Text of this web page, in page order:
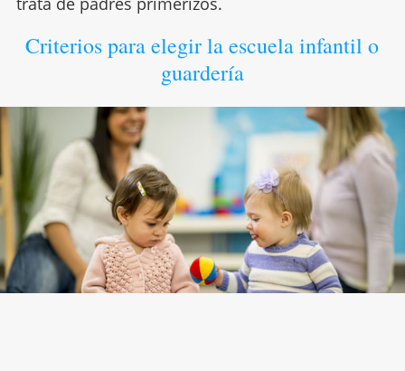
Criterios para elegir la escuela infantil o
guardería